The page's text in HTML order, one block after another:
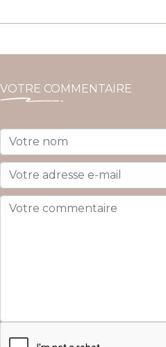
VOTRE COMMENTAIRE